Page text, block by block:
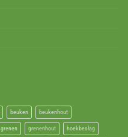
beuken beukenhout
grenen grenenhout hoekbeslag